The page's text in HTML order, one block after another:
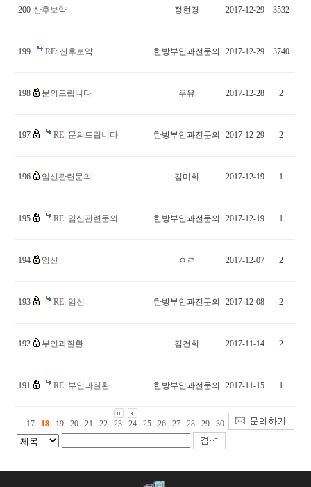
200 산후보약 정현경 2017-12-29 3532
199 RE: 산후보약 한방부인과전문의 2017-12-29 3740
198 문의드립니다 우유 2017-12-28 2
197 RE: 문의드립니다 한방부인과전문의 2017-12-29 2
196 임신관련문의 김미희 2017-12-19 1
195 RE: 임신관련문의 한방부인과전문의 2017-12-19 1
194 임신 ㅇㄹ 2017-12-07 2
193 RE: 임신 한방부인과전문의 2017-12-08 2
192 부인과질환 김건희 2017-11-14 2
191 RE: 부인과질환 한방부인과전문의 2017-11-15 1
17 18 19 20 21 22 23 24 25 26 27 28 29 30